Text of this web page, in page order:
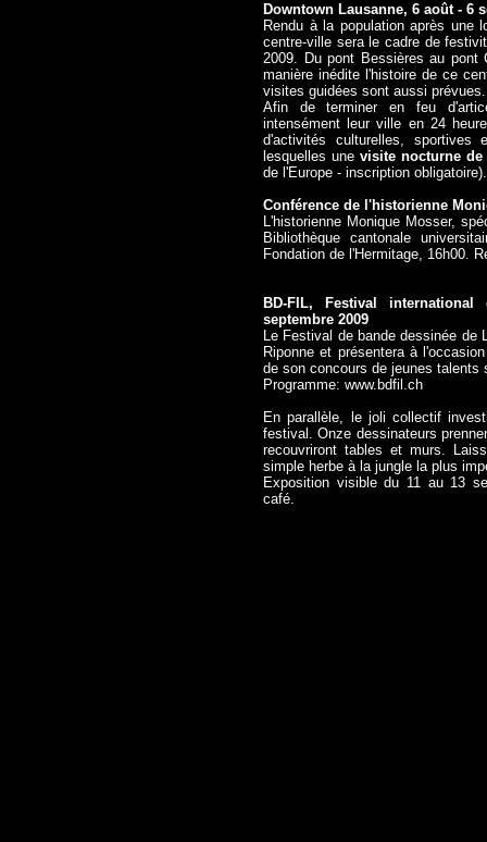
Downtown Lausanne, 6 août - 6
Rendu à la population après une
centre-ville sera le cadre de
2009. Du pont Bessières au pont
manière inédite l'histoire de ce
visites guidées sont aussi prévues.
Afin de terminer en feu
intensément leur ville en 24
d'activités culturelles, sportives
lesquelles une visite nocturne de
de l'Europe - inscription obligatoire).
Conférence de l'historienne
L'historienne Monique Mosser,
Bibliothèque cantonale
Fondation de l'Hermitage, 16h00.
BD-FIL, Festival
septembre 2009
Le Festival de bande dessinée de
Riponne et présentera à
de son concours de jeunes talents
Programme: www.bdfil.ch
En parallèle, le joli collectif
festival. Onze dessinateurs
recouvriront tables et murs.
simple herbe à la jungle la plus
Exposition visible du 11 au 13
café.